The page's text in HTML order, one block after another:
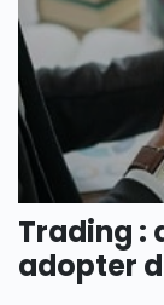
CATÉGORIES
SECTIONS
Trading :
adopter